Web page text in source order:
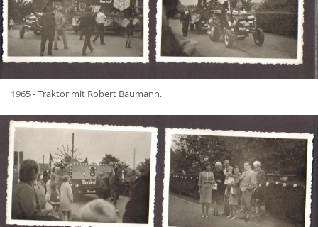
1965 - Traktor mit Robert Baumann.